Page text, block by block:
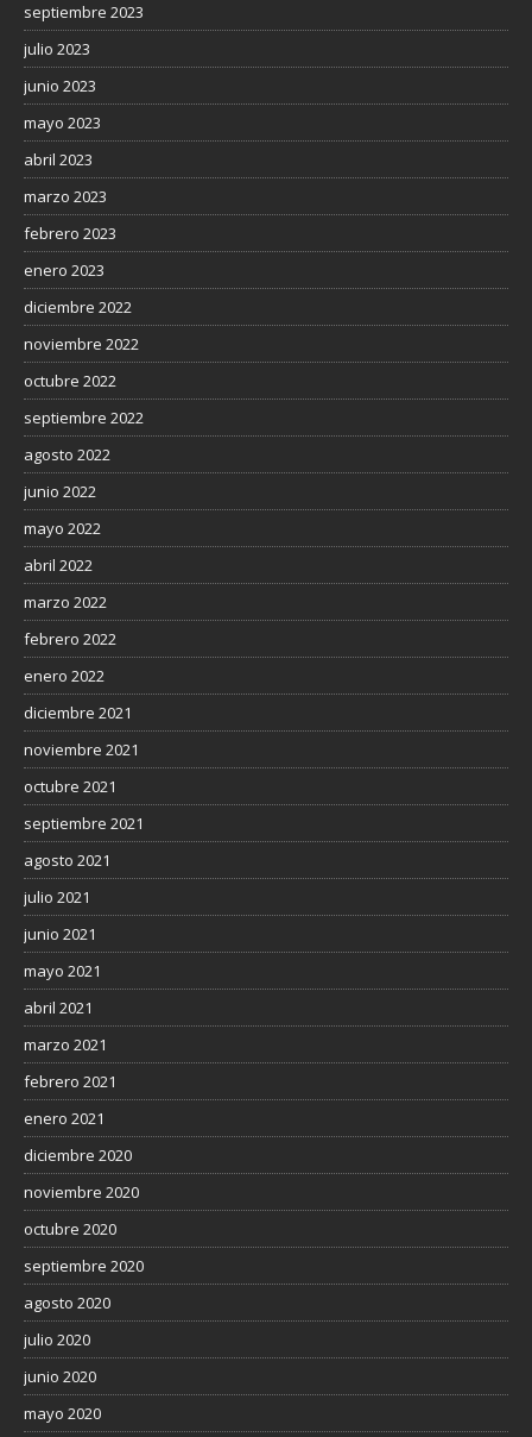
septiembre 2023
julio 2023
junio 2023
mayo 2023
abril 2023
marzo 2023
febrero 2023
enero 2023
diciembre 2022
noviembre 2022
octubre 2022
septiembre 2022
agosto 2022
junio 2022
mayo 2022
abril 2022
marzo 2022
febrero 2022
enero 2022
diciembre 2021
noviembre 2021
octubre 2021
septiembre 2021
agosto 2021
julio 2021
junio 2021
mayo 2021
abril 2021
marzo 2021
febrero 2021
enero 2021
diciembre 2020
noviembre 2020
octubre 2020
septiembre 2020
agosto 2020
julio 2020
junio 2020
mayo 2020